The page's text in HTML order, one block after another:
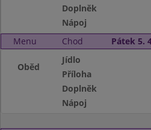
Doplněk
Nápoj
Menu
Chod Pátek 5.
Oběd
Jídlo
Příloha
Doplněk
Nápoj